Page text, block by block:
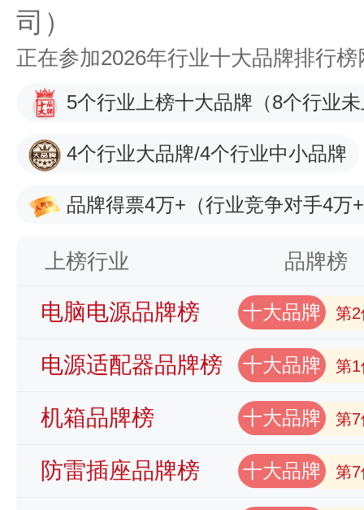
司）
正在参加2026年行业十大品牌排行
5个行业上榜十大品牌 （8个行业
4个行业大品牌/4个行业中小品牌
品牌得票4万+ （行业竞争对手4万
上榜行业 品牌榜
电脑电源品牌榜 十大品牌 第2
电源适配器品牌榜 十大品牌 第1
机箱品牌榜 十大品牌 第7
防雷插座品牌榜 十大品牌 第7